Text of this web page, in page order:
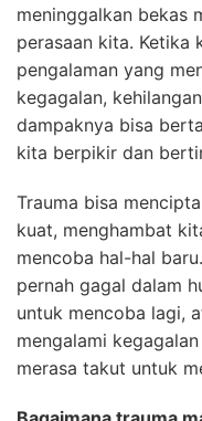
meninggalkan bekas
perasaan kita. Ketika
pengalaman yang
kegagalan,
dampaknya bisa
kita berpikir dan
Trauma bisa
kuat, menghambat
mencoba hal-hal
pernah gagal dalam
untuk mencoba lagi,
mengalami
merasa takut untuk